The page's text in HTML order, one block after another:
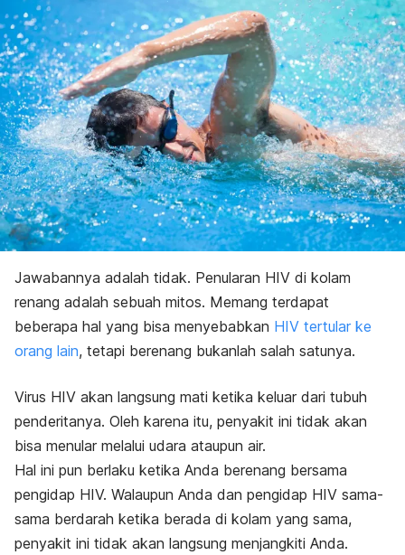
Jawabannya adalah tidak. Penularan HIV di kolam
renang adalah sebuah mitos. Memang terdapat
beberapa hal yang bisa menyebabkan HIV tertular ke
orang lain, tetapi berenang bukanlah salah satunya.
Virus HIV akan langsung mati ketika keluar dari tubuh
penderitanya. Oleh karena itu, penyakit ini tidak akan
bisa menular melalui udara ataupun air.
Hal ini pun berlaku ketika Anda berenang bersama
pengidap HIV. Walaupun Anda dan pengidap HIV sama-
sama berdarah ketika berada di kolam yang sama,
penyakit ini tidak akan langsung menjangkiti Anda.